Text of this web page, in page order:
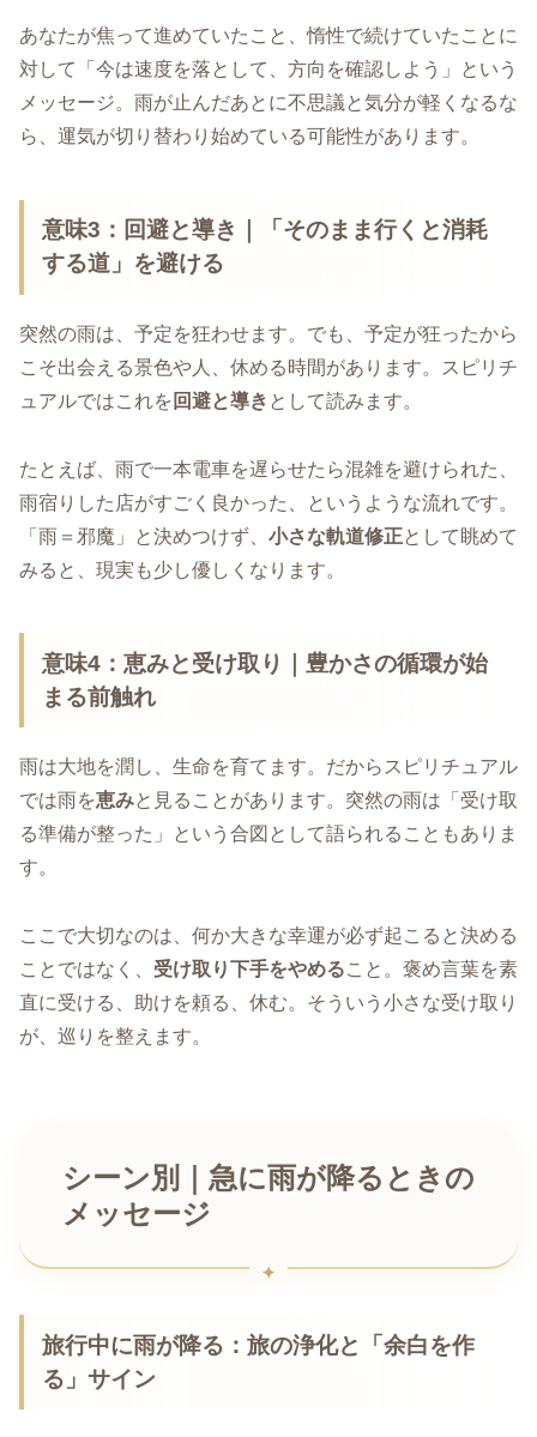
あなたが焦って進めていたこと、惰性で続けていたことに
対して「今は速度を落として、方向を確認しよう」という
メッセージ。雨が止んだあとに不思議と気分が軽くなるな
ら、運気が切り替わり始めている可能性があります。
意味3：回避と導き｜「そのまま行くと消耗
する道」を避ける
突然の雨は、予定を狂わせます。でも、予定が狂ったから
こそ出会える景色や人、休める時間があります。スピリチ
ュアルではこれを 回避と導き として読みます。
たとえば、雨で一本電車を遅らせたら混雑を避けられた、
雨宿りした店がすごく良かった、というような流れです。
「雨＝邪魔」と決めつけず、 小さな軌道修正として眺めて
みると、現実も少し優しくなります。
意味4：恵みと受け取り｜豊かさの循環が始
まる前触れ
雨は大地を潤し、生命を育てます。だからスピリチュアル
では雨を恵みと見ることがあります。突然の雨は「受け取
る準備が整った」という合図として語られることもありま
す。
ここで大切なのは、何か大きな幸運が必ず起こると決める
ことではなく、 受け取り下手をやめること。褒め言葉を素
直に受ける、助けを頼る、休む。そういう小さな受け取り
が、巡りを整えます。
シーン別｜急に雨が降るときの
メッセージ
旅行中に雨が降る：旅の浄化と「余白を作
る」サイン